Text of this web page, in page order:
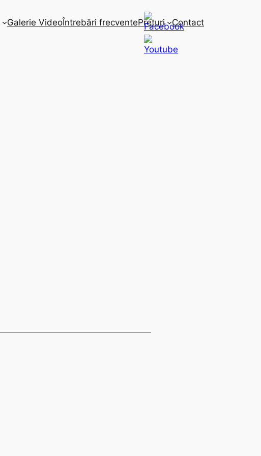
Galerie VideoÎntrebări frecventePreturi Contact